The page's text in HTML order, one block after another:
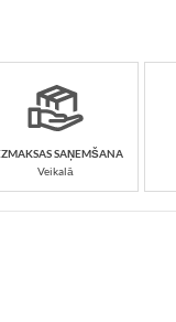
SAŅEMŠANA
Veikalā